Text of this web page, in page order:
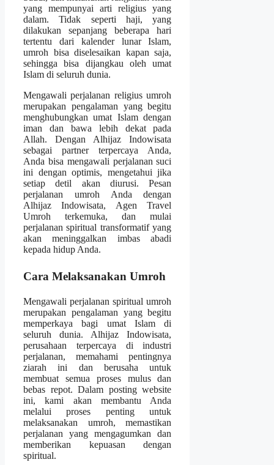
yang mempunyai arti religius yang
dalam. Tidak seperti haji, yang
dilakukan sepanjang beberapa hari
tertentu dari kalender lunar Islam,
umroh bisa diselesaikan kapan saja,
sehingga bisa dijangkau oleh umat
Islam di seluruh dunia.
Mengawali perjalanan religius umroh
merupakan pengalaman yang begitu
menghubungkan umat Islam dengan
iman dan bawa lebih dekat pada
Allah. Dengan Alhijaz Indowisata
sebagai partner terpercaya Anda,
Anda bisa mengawali perjalanan suci
ini dengan optimis, mengetahui jika
setiap detil akan diurusi. Pesan
perjalanan umroh Anda dengan
Alhijaz Indowisata, Agen Travel
Umroh terkemuka, dan mulai
perjalanan spiritual transformatif yang
akan meninggalkan imbas abadi
kepada hidup Anda.
Cara Melaksanakan Umroh
Mengawali perjalanan spiritual umroh
merupakan pengalaman yang begitu
memperkaya bagi umat Islam di
seluruh dunia. Alhijaz Indowisata,
perusahaan terpercaya di industri
perjalanan, memahami pentingnya
ziarah ini dan berusaha untuk
membuat semua proses mulus dan
bebas repot. Dalam posting website
ini, kami akan membantu Anda
melalui proses penting untuk
melaksanakan umroh, memastikan
perjalanan yang mengagumkan dan
memberikan kepuasan dengan
spiritual.